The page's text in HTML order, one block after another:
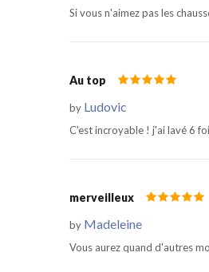
Si vous n'aimez pas les
Au top
by Ludovic
C'est incroyable ! j'ai lavé 6
merveilleux
by Madeleine
Vous aurez quand d'autres